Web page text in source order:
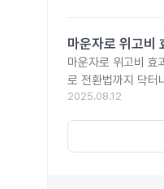
마운자로 위고비
마운자로 위고비 효
로 전환법까지 닥터
2025.08.12